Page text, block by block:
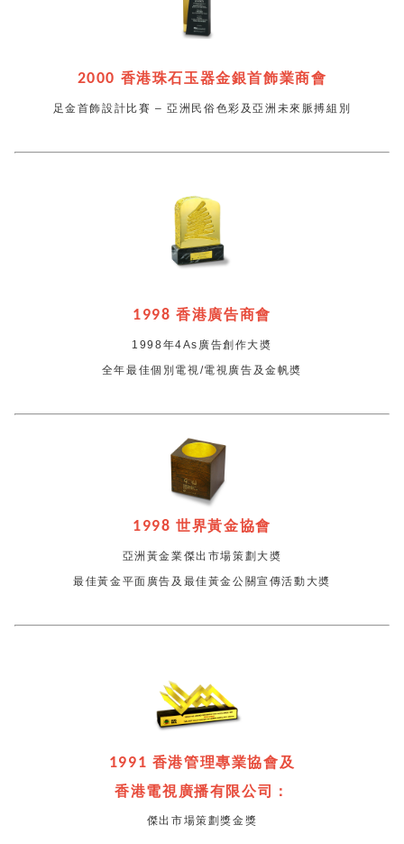
2000 香港珠石玉器金銀首飾業商會
足金首飾設計比賽 – 亞洲民俗色彩及亞洲未來脈搏組別
1998香港廣告商會
1998年4As廣告創作大奬
全年最佳個別電視/電視廣告及金帆奬
1998世界黃金協會
亞洲黃金業傑出市場策劃大奬
最佳黃金平面廣告及最佳黃金公關宣傳活動大奬
1991 香港管理專業協會及
香港電視廣播有限公司：
傑出市場策劃獎金獎